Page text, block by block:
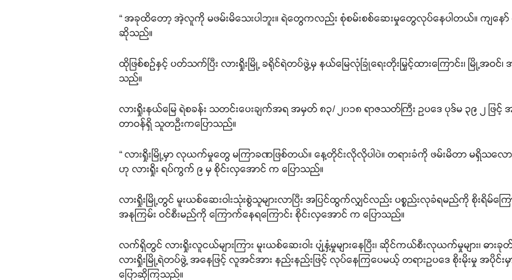
“ အခုထိတော့ အဲ့လူကို မဖမ်းမိသေးပါဘူး။ ရဲတွေကလည်း စုံစမ်းစစ်ဆေးမှုတွေလုပ်နေပါတယ်။ ကျနော်
ဆိုသည်။
ထိုဖြစ်စဉ်နှင့် ပတ်သက်ပြီး လားရှိုးမြို့ ခရိုင်ရဲတပ်ဖွဲ့မှ နယ်မြေလုံခြုံရေးတိုးမြှင့်ထားကြောင်း၊ မြို့အဝ
သည်။
လားရှိုးနယ်မြေ ရဲစခန်း သတင်းပေးချက်အရ အမှတ် ၈၃/ ၂၀၁၈ ရာဇသတ်ကြီး ဥပဒေ ပုဒ်မ ၃၉ ၂ ဖြင့်
တာဝန်ရှိ သူတဦးကပြောသည်။
“ လားရှိုးမြို့မှာ လုယက်မှုတွေ မကြာခဏဖြစ်တယ်။ နေ့တိုင်းလိုလိုပါပဲ။ တရားခံကို ဖမ်းမိတာ မရှိသလ
ဟု လားရှိုး ရပ်ကွက် ၉ မှ စိုင်းလှအောင် က ပြောသည်။
လားရှိုးမြို့တွင် မူးယစ်ဆေးဝါးသုံးစွဲသူများလာပြီး အပြင်ထွက်လျှင်လည်း ပစ္စည်းလုခံရမည်ကို စိုးရိမ်က
အနုကြမ်း ဝင်စီးမည်ကို ကြောက်နေရကြောင်း စိုင်းလှအောင် က ပြောသည်။
လက်ရှိတွင် လားရှိုးလူငယ်များကြား မူးယစ်ဆေးဝါး ပျံ့နှံ့မှုများနေပြီး၊ ဆိုင်ကယ်စီးလုယက်မှုများ၊ ဓားခု
လားရှိုးမြို့ရဲတပ်ဖွဲ့ အနေဖြင့် လူအင်အား နည်းနည်းဖြင့် လုပ်နေကြပေမယ့် တရားဥပဒေ စိုးမိုးမှု အပိုင်း
ပြောဆိုကြသည်။